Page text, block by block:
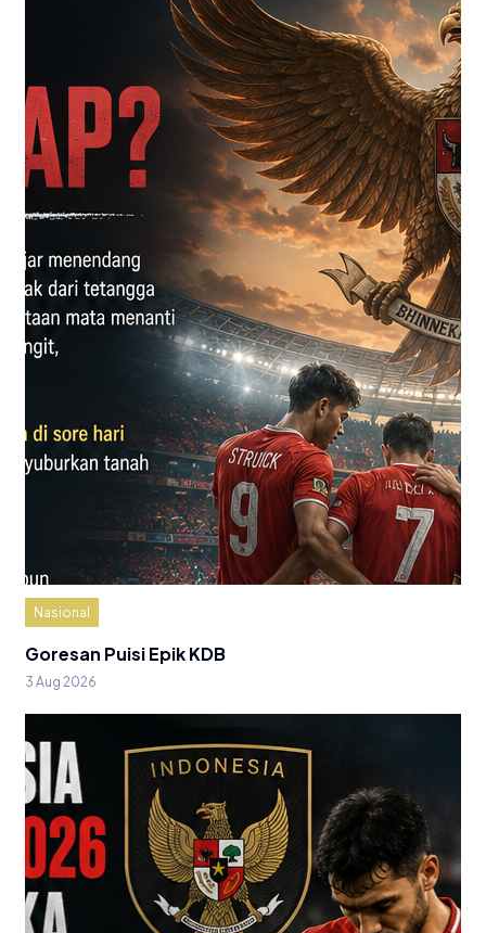
Nasional
Goresan Puisi Epik KDB
3 Aug 2026